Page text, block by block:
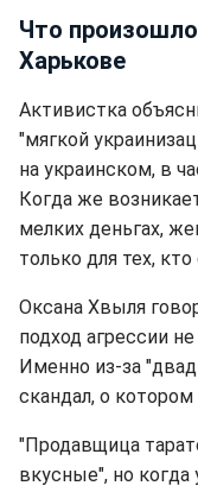
Что
Харькове
Активистка
"мягкой
на украинском, в
Когда же
мелких деньгах,
только для тех,
Оксана Хвыля
подход агрессии
Именно из-за
скандал, о котором
"Продавщица
вкусные", но